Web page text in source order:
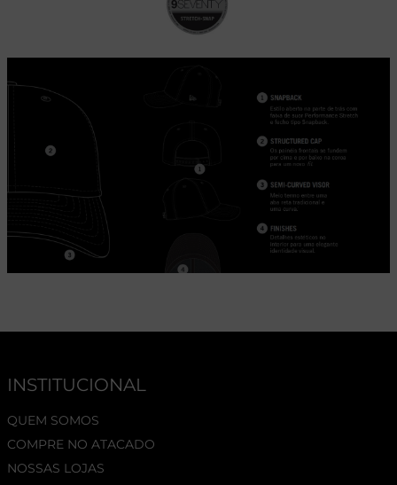
INSTITUCIONAL
QUEM SOMOS
COMPRE NO ATACADO
NOSSAS LOJAS